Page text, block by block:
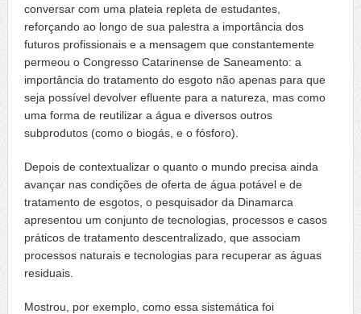
conversar com uma plateia repleta de estudantes,
reforçando ao longo de sua palestra a importância dos
futuros profissionais e a mensagem que constantemente
permeou o Congresso Catarinense de Saneamento: a
importância do tratamento do esgoto não apenas para que
seja possível devolver efluente para a natureza, mas como
uma forma de reutilizar a água e diversos outros
subprodutos (como o biogás, e o fósforo).
Depois de contextualizar o quanto o mundo precisa ainda
avançar nas condições de oferta de água potável e de
tratamento de esgotos, o pesquisador da Dinamarca
apresentou um conjunto de tecnologias, processos e casos
práticos de tratamento descentralizado, que associam
processos naturais e tecnologias para recuperar as águas
residuais.
Mostrou, por exemplo, como essa sistemática foi